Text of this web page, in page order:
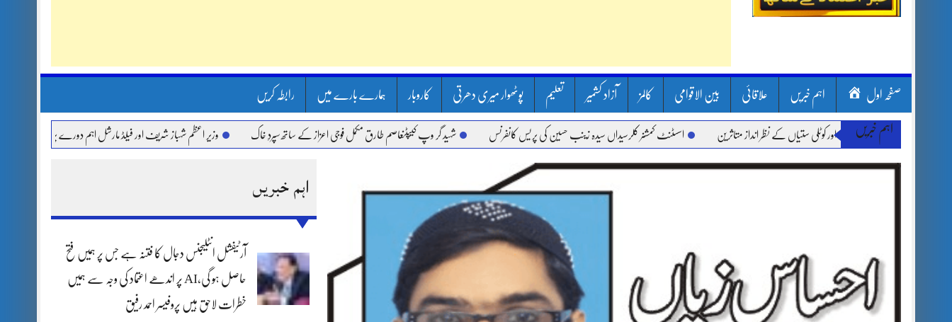
صفحہ اول اہم خبریں علاقائی بین الاقوامی کالمز آزاد کشمیر تعلیم پوٹھوار میری دھرتی کاروبار ہمارے بارے میں رابطہ کریں
اہم خبریں
لینڈ سلائیڈنگ اور کوٹلی ستیاں کے نظر انداز متاثرین اسسٹنٹ کمشنر کلرسیداں سیدہ زینب حسین کی پریس کانفرنس شہید گر وپ کیپٹنعاصم طارق مکمل فوجی اعزاز کے ساتھ سپردِ خاک وزیر اعظم شہباز شریف اور فیلڈ مارشل اہم دورے پر سعودی عرب روانہ
اہم خبریں
آرٹیفشل انٹلیجنس دجال کا فتنہ ہے جس پر ہمیں فتح
حاصل ہو گی،AI پر اندھے اعتماد کی وجہ سے ہمیں
خطرات لاحق ہیں پروفیسر احمد رفیق